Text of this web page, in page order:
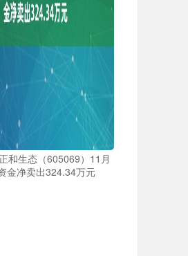
和生态（605069）11月
金净卖出324.34万元